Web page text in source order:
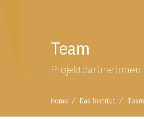
Team
ProjektpartnerInnen
Home / Das Institut / Team